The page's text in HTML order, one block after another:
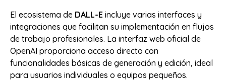
El ecosistema de DALL-E incluye varias interfaces y
integraciones que facilitan su implementación en flujos
de trabajo profesionales. La interfaz web oficial de
OpenAI proporciona acceso directo con
funcionalidades básicas de generación y edición, ideal
para usuarios individuales o equipos pequeños.